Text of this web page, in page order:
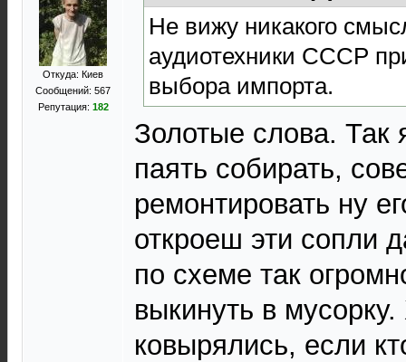
Откуда: Киев
Сообщений: 567
Репутация: 182
Не вижу никакого
аудиотехники СССР
выбора импорта.
Золотые слова. Так
паять собирать,
ремонтировать ну
откроеш эти сопли
по схеме так
выкинуть в
ковырялись, если